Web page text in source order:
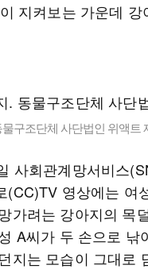
지켜보는 가운데 강
구조단체 사단법인 위액트
사회관계망서비스
(CC)TV 영상에는 여
가려는 강아지의 목
A씨가 두 손으로 낚
지는 모습이 그대로